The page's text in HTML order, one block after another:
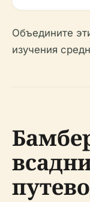
Объедините
изучения